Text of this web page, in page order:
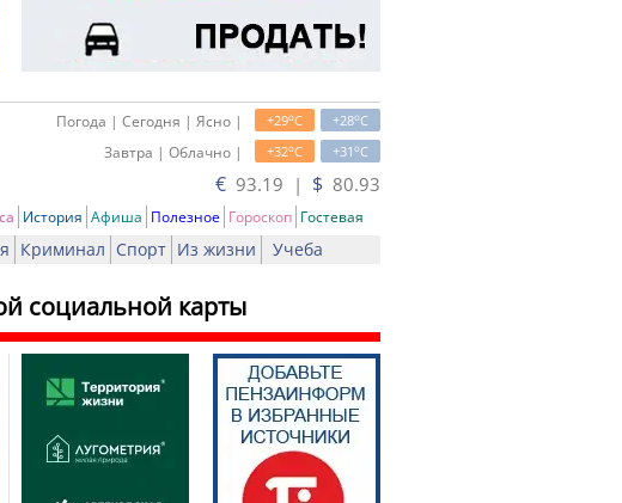
+28oC
+29oC
Погода | Сегодня | Ясно |
+31oC
+32oC
Завтра | Облачно |
€ 93.19 | $ 80.93
История Афиша Полезное Гороскоп Гостевая
Криминал Спорт Из жизни Учеба
социальной карты
Печать